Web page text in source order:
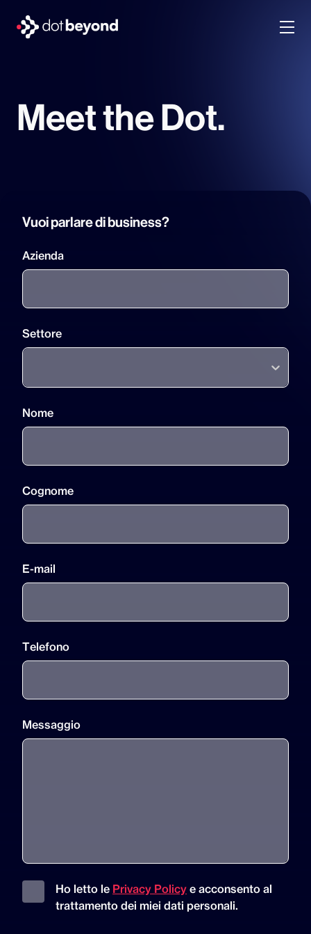
Meet the Dot.
Vuoi parlare di business?
Azienda
Settore
Nome
Cognome
E-mail
Telefono
Messaggio
Ho letto le Privacy Policy e acconsento al
trattamento dei miei dati personali.
what we do
lavora con noi
it